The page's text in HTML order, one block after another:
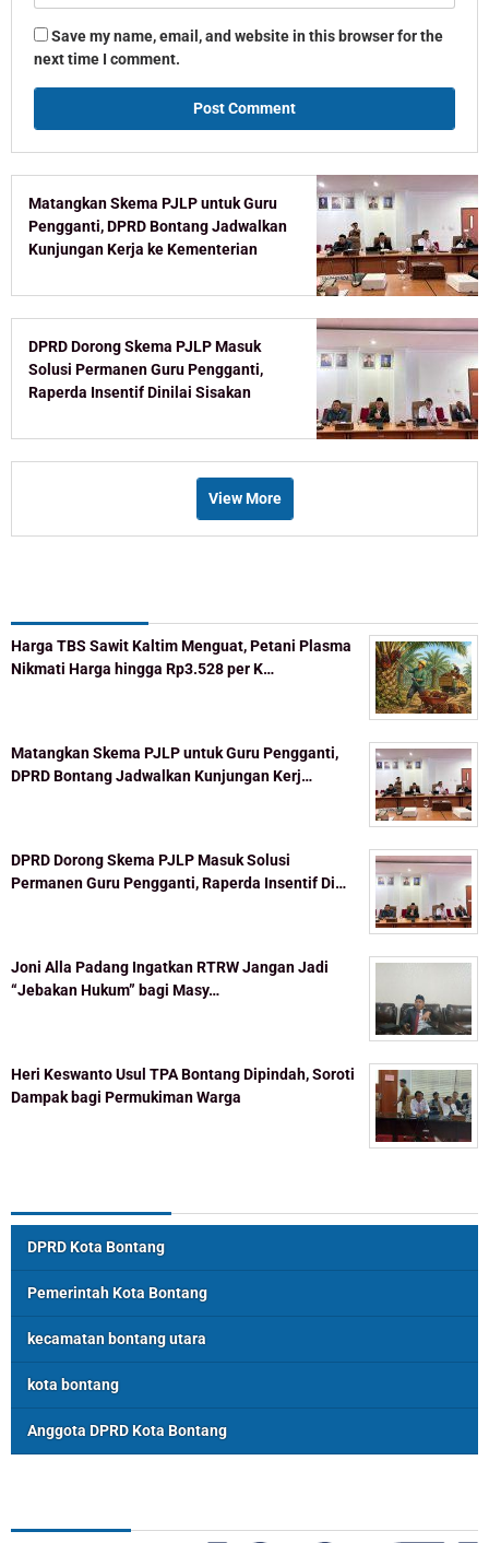
Save my name, email, and website in this browser for the
next time I comment.
Matangkan Skema PJLP untuk Guru
Pengganti, DPRD Bontang Jadwalkan
Kunjungan Kerja ke Kementerian
DPRD Dorong Skema PJLP Masuk
Solusi Permanen Guru Pengganti,
Raperda Insentif Dinilai Sisakan
View More
Harga TBS Sawit Kaltim Menguat, Petani Plasma
Nikmati Harga hingga Rp3.528 per K…
Matangkan Skema PJLP untuk Guru Pengganti,
DPRD Bontang Jadwalkan Kunjungan Kerj…
DPRD Dorong Skema PJLP Masuk Solusi
Permanen Guru Pengganti, Raperda Insentif Di…
Joni Alla Padang Ingatkan RTRW Jangan Jadi
“Jebakan Hukum” bagi Masy…
Heri Keswanto Usul TPA Bontang Dipindah, Soroti
Dampak bagi Permukiman Warga
DPRD Kota Bontang
Pemerintah Kota Bontang
kecamatan bontang utara
kota bontang
Anggota DPRD Kota Bontang